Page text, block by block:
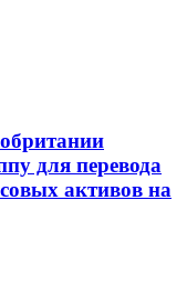
для перевода
активов на